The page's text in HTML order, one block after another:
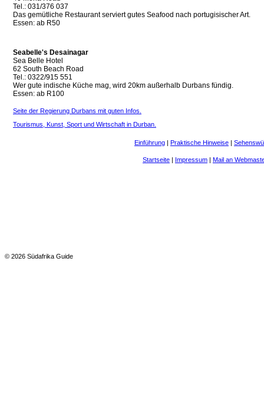
Tel.: 031/376 037
Das gemütliche Restaurant serviert gutes Seafood nach portugisischer Art.
Essen: ab R50
Seabelle's Desainagar
Sea Belle Hotel
62 South Beach Road
Tel.: 0322/915 551
Wer gute indische Küche mag, wird 20km außerhalb Durbans fündig.
Essen: ab R100
Seite der Regierung Durbans mit guten Infos.
Tourismus, Kunst, Sport und Wirtschaft in Durban.
Einführung Praktische Hinweise
Startseite Impressum Mail an
© 2026 Südafrika Guide